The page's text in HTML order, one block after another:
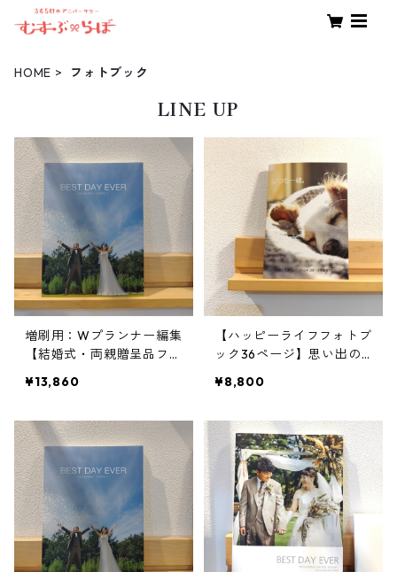
HOME フォトブック
LINE UP
増刷用：Wプランナー編集
【結婚式・両親贈呈品フォ
ニバーサリーフォトブック
ム
¥13,860
【ハッピーライフフォトブ
ック36ページ】思い出の
～ウェディングプランナー
¥8,800